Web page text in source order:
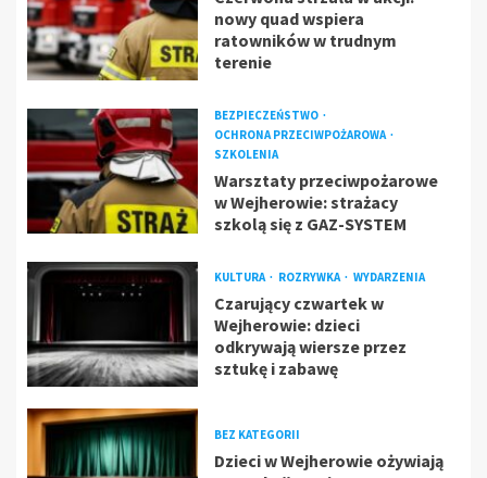
nowy quad wspiera
ratowników w trudnym
terenie
BEZPIECZEŃSTWO
OCHRONA PRZECIWPOŻAROWA
SZKOLENIA
Warsztaty przeciwpożarowe
w Wejherowie: strażacy
szkolą się z GAZ-SYSTEM
KULTURA ROZRYWKA WYDARZENIA
Czarujący czwartek w
Wejherowie: dzieci
odkrywają wiersze przez
sztukę i zabawę
BEZ KATEGORII
Dzieci w Wejherowie ożywiają